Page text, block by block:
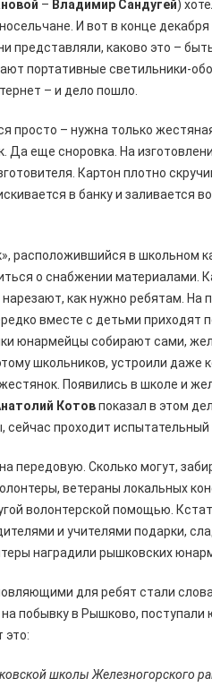
– Владимир Сандугей)
И вот в конце декабря
представляли, каково это –
портативные светильники-
– и дело пошло.
просто – нужна только
Да еще сноровка. На
Картон плотно
в банку и заливается
расположившийся в школьном
о снабжении материалами.
как нужно ребятам. На
вместе с детьми приходят
юнармейцы собирают сами,
школьников, устроили даже
Появились в школе и
Котовпоказал в этом
проходит испытательный
передовую. Сколько могут,
ветераны локальных
волонтерской помощью.
и учителями подарки,
наградили рышковских
для ребят стали
побывку в Рышково,
это:
школы Железногорского